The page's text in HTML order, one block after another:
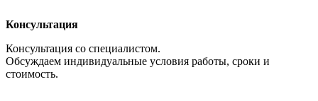
Консультация
Консультация со специалистом.
Обсуждаем индивидуальные условия работы, сроки и
стоимость.